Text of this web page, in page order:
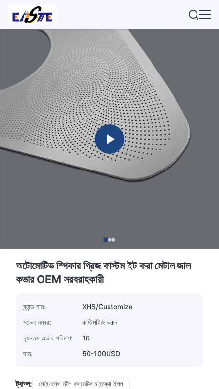
অটোমোটিভ স্পিকার গ্রিজ কাস্টম ইট করা মেটাল জাল
কভার OEM সরবরাহকারী
ব্র্যান্ড নাম:
XHS/Customize
মডেল নম্বর:
কাস্টমাইজ করুন
ন্যূনতম অর্ডার পরিমাণ:
10
দাম:
50-100USD
ট্যাগ্স:
স্টেইনলেস স্টীল কসমেটিক মাইক্রো ইগল